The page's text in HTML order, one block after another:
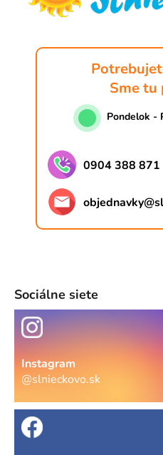
Sme tu
Pondelok -
0904 388 871
objednavky@
Sociálne siete
Instagram
@slnieckovo.sk